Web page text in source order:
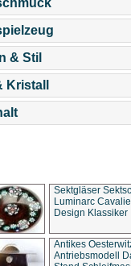
& Stil
Kristall
Sektgläser
Luminarc
Design Klassiker
Antikes
Antriebsmodell